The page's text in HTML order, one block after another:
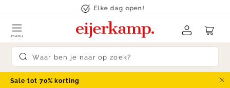
Elke dag open!
Submit search
menu
Sale tot 70% korting